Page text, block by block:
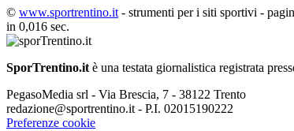
© www.sportrentino.it- strumenti per i siti sportivi -
in 0,016 sec.
SporTrentino.itè una testata giornalistica registrata
PegasoMedia srl - Via Brescia, 7 - 38122 Trento
redazione@sportrentino.it - P.I. 02015190222
Preferenze cookie